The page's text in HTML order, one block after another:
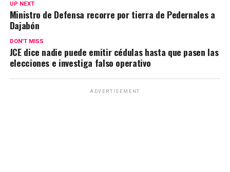
UP NEXT
Ministro de Defensa recorre por tierra de Pedernales a
Dajabón
DON'T MISS
JCE dice nadie puede emitir cédulas hasta que pasen las
elecciones e investiga falso operativo
ADVERTISEMENT